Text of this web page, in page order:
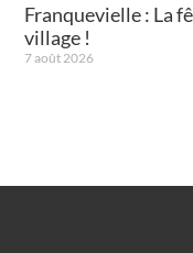
Franquevielle : La
village !
7 août 2026